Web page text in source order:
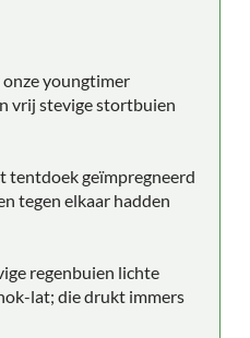
onze youngtimer
vrij stevige stortbuien
tentdoek geïmpregneerd
tegen elkaar hadden
regenbuien lichte
lat; die drukt immers